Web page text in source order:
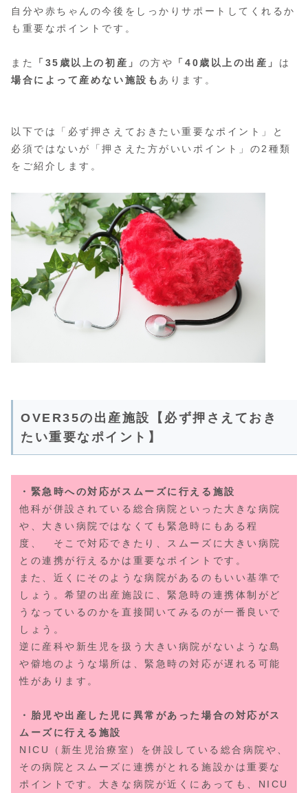
自分や赤ちゃんの今後をしっかりサポートしてくれるか
も重要なポイントです。
また 「35歳以上の初産」 の方や 「40歳以上の出産」 は
場合によって産めない施設も あります。
以下では「必ず押さえておきたい重要なポイント」と
必須ではないが「押さえた方がいいポイント」の2種類
をご紹介します。
OVER35の出産施設【必ず押さえておき
たい重要なポイント】
・緊急時への対応がスムーズに行える施設
他科が併設されている総合病院といった大きな病院
や、大きい病院ではなくても緊急時にもある程
度、 そこで対応できたり、スムーズに大きい病院
との連携が行えるかは重要なポイントです。
また、近くにそのような病院があるのもいい基準で
しょう。希望の出産施設に、緊急時の連携体制がど
うなっているのかを直接聞いてみるのが一番良いで
しょう。
逆に産科や新生児を扱う大きい病院がないような島
や僻地のような場所は、緊急時の対応が遅れる可能
性があります。
・胎児や出産した児に異常があった場合の対応がス
ムーズに行える施設
NICU（新生児治療室）を併設している総合病院や、
その病院とスムーズに連携がとれる施設かは重要な
ポイントです。大きな病院が近くにあっても、NICU